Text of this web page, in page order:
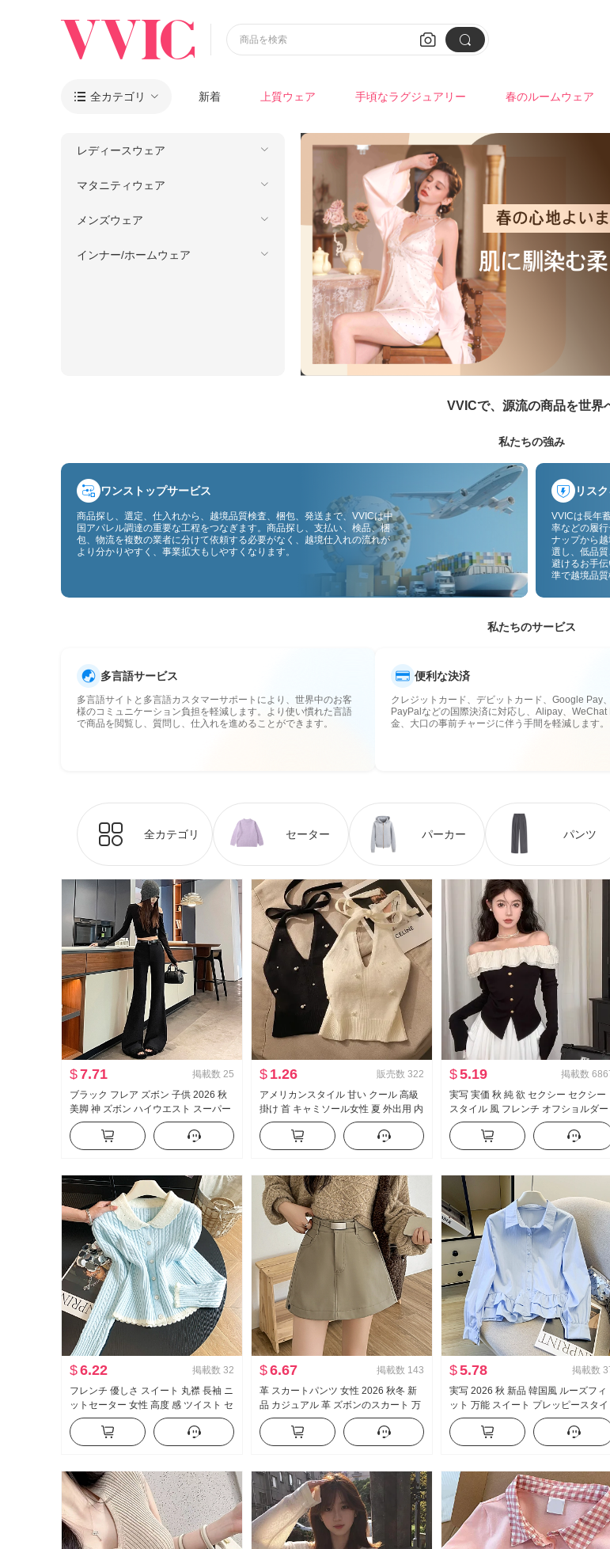
 
商品を検索
 全カテゴリ 新着 上質ウェア 手頃なラグジュアリー 春のルームウェア
レディースウェア
マタニティウェア
メンズウェア
インナー/ホームウェア
VVICで、源流の商品を世界
私たちの強み
ワンストップサービス
商品探し、選定、仕入れから、越境品質検査、梱包、発送まで、VVICは中
国アパレル調達の重要な工程をつなぎます。商品探し、支払い、検品、梱
包、物流を複数の業者に分けて依頼する必要がなく、越境仕入れの流れが
より分かりやすく、事業拡大もしやすくなります。
リス
VVICは長年
率などの履
ナップから
選し、低品
避けるお手
準で越境品
スのリスク
私たちのサービス
多言語サービス
多言語サイトと多言語カスタマーサポートにより、世界中のお客
様のコミュニケーション負担を軽減します。より使い慣れた言語
で商品を閲覧し、質問し、仕入れを進めることができます。
便利な決済
クレジットカード、デビットカード、Google Pay
PayPalなどの国際決済に対応し、Alipay、WeChat
金、大口の事前チャージに伴う手間を軽減します。
全カテゴリ セーター パーカー パンツ
$7.71 掲載数 25
ブラック フレア ズボン 子供 2026 秋
美脚 神 ズボン ハイウエスト スーパー
モデル ズボン スリムフィット 伸縮性
カジュアル ラッパ スラックス
$ 1.26 販売数 322
アメリカンスタイル 甘い クール 高級
掛け 首 キャミソール女性 夏 外出用 内
かける インナーシャツ セクシースタ
イル ニット ベアトップ トップス
$5.19 掲載数
実写 実価 秋 純 欲 セクシー セクシー
スタイル 風 フレンチ オフショルダー
長袖 Tシャツ 女性 フリル ウエストシ
ェイプ トップス
$6.22 掲載数 32
フレンチ 優しさ スイート 丸襟 長袖 ニ
ットセーター 女性 高度 感 ツイスト セ
ーター スリムフィット スリム効果 ト
ップス
$6.67 掲載数 143
革 スカートパンツ 女性 2026 秋冬 新
品 カジュアル 革 ズボンのスカート 万
能 スカート PUレザー ミニスカート
ハイウエスト A字 スカートパンツ
$5.78 掲載数
実写 2026 秋 新品 韓国風 ルーズフィ
ット 万能 スイート プレッピースタイ
ル フリル 長袖 シャツ レディーストッ
プス